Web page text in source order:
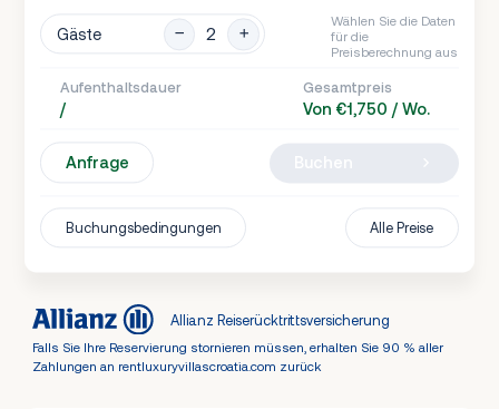
Gäste
Wählen Sie die Daten
für die
Preisberechnung aus
Aufenthaltsdauer
/
Gesamtpreis
Von €1,750 / Wo.
Anfrage
Buchungsbedingungen Alle Preise
Allianz Reiserücktrittsversicherung
Falls Sie Ihre Reservierung stornieren müssen, erhalten Sie 90 % aller
Zahlungen an rentluxuryvillascroatia.com zurück